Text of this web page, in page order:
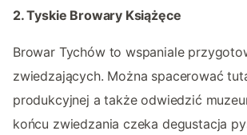
2. Tyskie Browary Książęce
Browar Tychów to wspaniale
zwiedzających. Można spacerować
produkcyjnej a także odwiedzić
końcu zwiedzania czeka degustacja